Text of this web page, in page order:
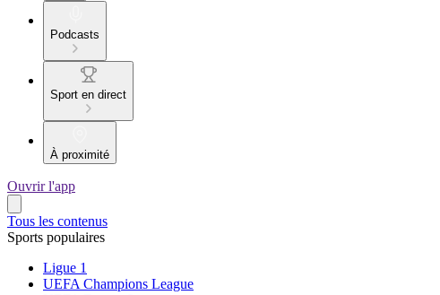
Podcasts
Sport en direct
À proximité
Ouvrir l'app
Tous les contenus
Sports populaires
Ligue 1
UEFA Champions League